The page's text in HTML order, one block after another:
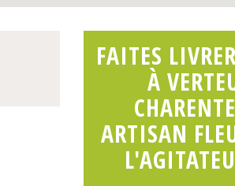
FAITES
À
ARTISAN